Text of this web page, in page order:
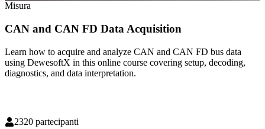
Misura
CAN and CAN FD Data Acquisition
Learn how to acquire and analyze CAN and CAN FD bus data
using DewesoftX in this online course covering setup, decoding,
diagnostics, and data interpretation.
2320 partecipanti